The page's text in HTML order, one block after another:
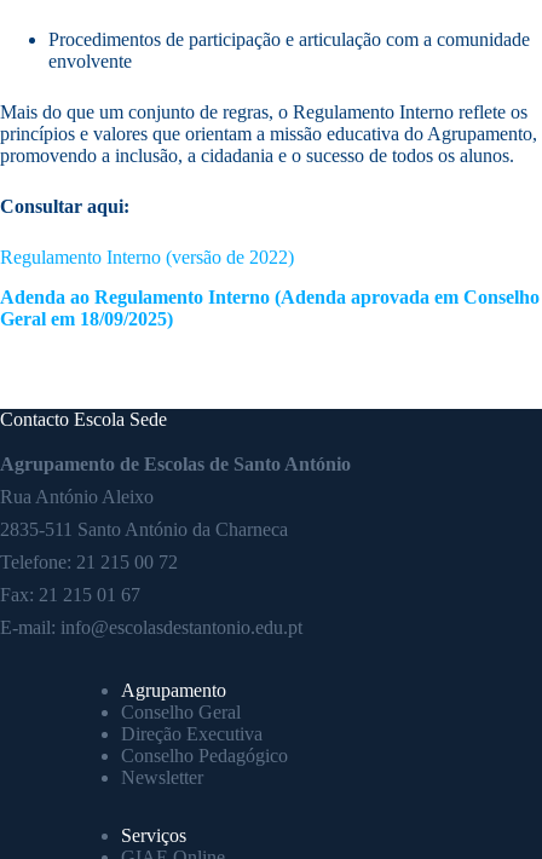
Procedimentos de participação e articulação com a comunidade
envolvente
Mais do que um conjunto de regras, o Regulamento Interno reflete os
princípios e valores que orientam a missão educativa do Agrupamento,
promovendo a inclusão, a cidadania e o sucesso de todos os alunos.
Consultar aqui:
Regulamento Interno (versão de 2022)
Adenda ao Regulamento Interno (Adenda aprovada em Conselho
Geral em 18/09/2025)
Contacto Escola Sede
Agrupamento de Escolas de Santo António
Rua António Aleixo
2835-511 Santo António da Charneca
Telefone: 21 215 00 72
Fax: 21 215 01 67
E-mail: info@escolasdestantonio.edu.pt
Agrupamento
Conselho Geral
Direção Executiva
Conselho Pedagógico
Newsletter
Serviços